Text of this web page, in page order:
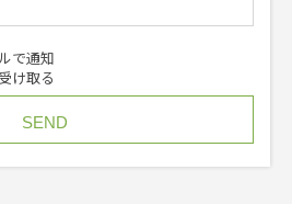
で通知
け取る